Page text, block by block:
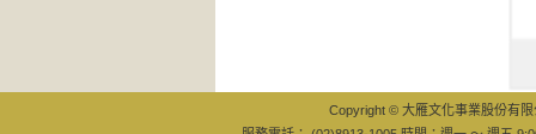
Copyright © 大雁文化事業股份有